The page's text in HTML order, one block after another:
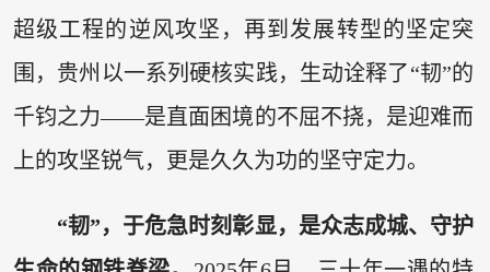
超级工程的逆风攻坚，再到发展转型的坚定突
围，贵州以一系列硬核实践，生动诠释了“韧”的
千钧之力——是直面困境的不屈不挠，是迎难而
上的攻坚锐气，更是久久为功的坚守定力。
“韧”，于危急时刻彰显，是众志成城、守护